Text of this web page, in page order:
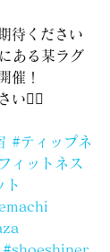
待ください
ある某ラグ
催！
い💁‍♂️
#ティップネ
ィットネス
ト